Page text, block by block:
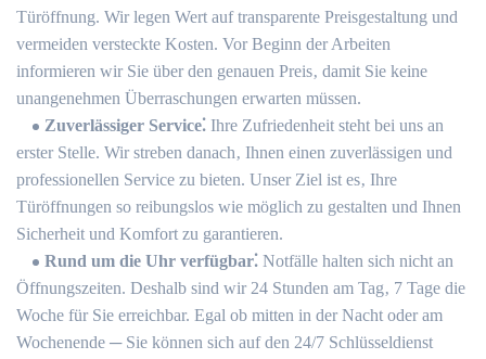
Türöffnung.​ Wir legen Wert auf transparente Preisgestaltung und
vermeiden versteckte Kosten. Vor Beginn der Arbeiten
informieren wir Sie über den genauen Preis‚ damit Sie keine
unangenehmen Überraschungen erwarten müssen.​
Zuverlässiger Service⁚ Ihre Zufriedenheit steht bei uns an
erster Stelle.​ Wir streben danach‚ Ihnen einen zuverlässigen und
professionellen Service zu bieten.​ Unser Ziel ist es‚ Ihre
Türöffnungen so reibungslos wie möglich zu gestalten und Ihnen
Sicherheit und Komfort zu garantieren.
Rund um die Uhr verfügbar⁚ Notfälle halten sich nicht an
Öffnungszeiten.​ Deshalb sind wir 24 Stunden am Tag‚ 7 Tage die
Woche für Sie erreichbar.​ Egal ob mitten in der Nacht oder am
Wochenende ─ Sie können sich auf den 24/7 Schlüsseldienst